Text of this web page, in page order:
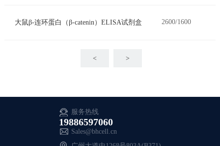
大鼠β-连环蛋白（β-catenin）ELISA试剂盒 2600/1600
< >
服务热线
19886597060
Sales@bhcell.cn